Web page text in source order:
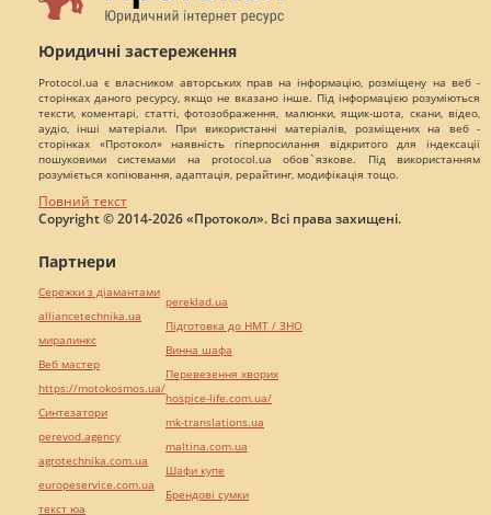
Юридичні застереження
Protocol.ua є власником авторських прав на інформацію, розміщену на веб -
сторінках даного ресурсу, якщо не вказано інше. Під інформацією розуміються
тексти, коментарі, статті, фотозображення, малюнки, ящик-шота, скани, відео,
аудіо, інші матеріали. При використанні матеріалів, розміщених на веб -
сторінках «Протокол» наявність гіперпосилання відкритого для індексації
пошуковими системами на protocol.ua обов`язкове. Під використанням
розуміється копіювання, адаптація, рерайтинг, модифікація тощо.
Повний текст
Copyright © 2014-2026 «Протокол». Всі права захищені.
Партнери
Сережки з діамантами
alliancetechnika.ua
миралинкс
Веб мастер
https://motokosmos.ua/
Синтезатори
perevod.agency
agrotechnika.com.ua
europeservice.com.ua
текст юа
pereklad.ua
Підготовка до НМТ / ЗНО
Винна шафа
Перевезення хворих
hospice-life.com.ua/
mk-translations.ua
maltina.com.ua
Шафи купе
Брендові сумки